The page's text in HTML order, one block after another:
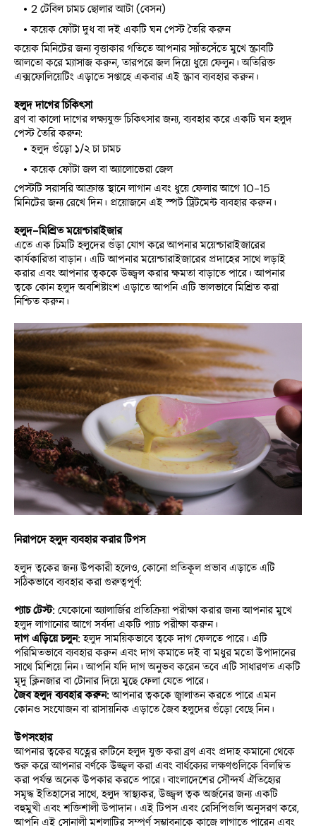
2 টেবিল চামচ ছোলার আটা (বেসন)
কয়েক ফোঁটা দুধ বা দই একটি ঘন পেস্ট তৈরি করুন
কয়েক মিনিটের জন্য বৃত্তাকার গতিতে আপনার স্যাঁতসেঁতে মুখে স্ক্রাবটি
আলতো করে ম্যাসাজ করুন, তারপরে জল দিয়ে ধুয়ে ফেলুন। অতিরিক্ত
এক্সফোলিয়েটিং এড়াতে সপ্তাহে একবার এই স্ক্রাব ব্যবহার করুন।
হলুদ দাগের চিকিৎসা
ব্রণ বা কালো দাগের লক্ষ্যযুক্ত চিকিত্সার জন্য, ব্যবহার করে একটি ঘন হলুদ
পেস্ট তৈরি করুন:
হলুদ গুঁড়ো ১/২ চা চামচ
কয়েক ফোঁটা জল বা অ্যালোভেরা জেল
পেস্টটি সরাসরি আক্রান্ত স্থানে লাগান এবং ধুয়ে ফেলার আগে 10-15
মিনিটের জন্য রেখে দিন। প্রয়োজনে এই স্পট ট্রিটমেন্ট ব্যবহার করুন।
হলুদ-মিশ্রিত ময়েশ্চারাইজার
এতে এক চিমটি হলুদের গুঁড়া যোগ করে আপনার ময়েশ্চারাইজারের
কার্যকারিতা বাড়ান। এটি আপনার ময়েশ্চারাইজারের প্রদাহের সাথে লড়াই
করার এবং আপনার ত্বককে উজ্জ্বল করার ক্ষমতা বাড়াতে পারে। আপনার
ত্বকে কোন হলুদ অবশিষ্টাংশ এড়াতে আপনি এটি ভালভাবে মিশ্রিত করা
নিশ্চিত করুন।
নিরাপদে হলুদ ব্যবহার করার টিপস
হলুদ ত্বকের জন্য উপকারী হলেও, কোনো প্রতিকূল প্রভাব এড়াতে এটি
সঠিকভাবে ব্যবহার করা গুরুত্বপূর্ণ:
প্যাচ টেস্ট: যেকোনো অ্যালার্জির প্রতিক্রিয়া পরীক্ষা করার জন্য আপনার মুখে
হলুদ লাগানোর আগে সর্বদা একটি প্যাচ পরীক্ষা করুন।
দাগ এড়িয়ে চলুন: হলুদ সাময়িকভাবে ত্বকে দাগ ফেলতে পারে। এটি
পরিমিতভাবে ব্যবহার করুন এবং দাগ কমাতে দই বা মধুর মতো উপাদানের
সাথে মিশিয়ে নিন। আপনি যদি দাগ অনুভব করেন তবে এটি সাধারণত একটি
মৃদু ক্লিনজার বা টোনার দিয়ে মুছে ফেলা যেতে পারে।
জৈব হলুদ ব্যবহার করুন: আপনার ত্বককে জ্বালাতন করতে পারে এমন
কোনও সংযোজন বা রাসায়নিক এড়াতে জৈব হলুদের গুঁড়ো বেছে নিন।
উপসংহার
আপনার ত্বকের যত্নের রুটিনে হলুদ যুক্ত করা ব্রণ এবং প্রদাহ কমানো থেকে
শুরু করে আপনার বর্ণকে উজ্জ্বল করা এবং বার্ধক্যের লক্ষণগুলিকে বিলম্বিত
করা পর্যন্ত অনেক উপকার করতে পারে। বাংলাদেশের সৌন্দর্য ঐতিহ্যের
সমৃদ্ধ ইতিহাসের সাথে, হলুদ স্বাস্থ্যকর, উজ্জ্বল ত্বক অর্জনের জন্য একটি
বহুমুখী এবং শক্তিশালী উপাদান। এই টিপস এবং রেসিপিগুলি অনুসরণ করে,
আপনি এই সোনালী মশলাটির সম্পূর্ণ সম্ভাবনাকে কাজে লাগাতে পারেন এবং